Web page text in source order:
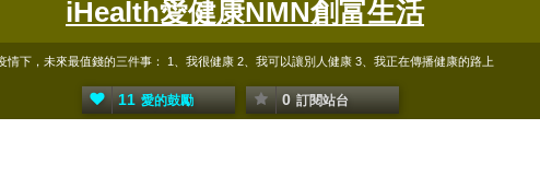
iHealth愛健康NMN創富生活
情下，未來最值錢的三件事： 1、我很健康 2、我可以讓別人健康 3、我正在傳播健康的路上
11 愛的鼓勵 0 訂閱站台